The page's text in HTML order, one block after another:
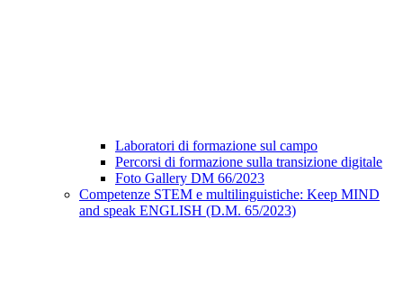
Laboratori di formazione sul campo
Percorsi di formazione sulla transizione digitale
Foto Gallery DM 66/2023
Competenze STEM e multilinguistiche: Keep MIND
and speak ENGLISH (D.M. 65/2023)